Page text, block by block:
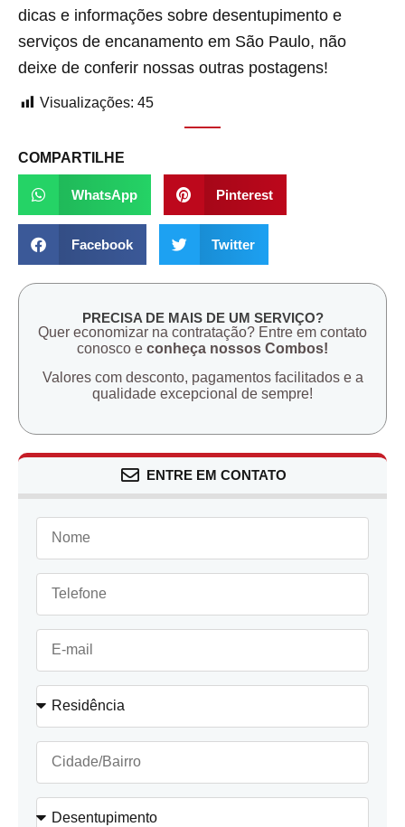
dicas e informações sobre desentupimento e
serviços de encanamento em São Paulo, não
deixe de conferir nossas outras postagens!
Visualizações: 45
COMPARTILHE
WhatsApp Pinterest
Facebook Twitter
PRECISA DE MAIS DE UM SERVIÇO?
Quer economizar na contratação? Entre em contato
conosco e conheça nossos Combos!
Valores com desconto, pagamentos facilitados e a
qualidade excepcional de sempre!
ENTRE EM CONTATO